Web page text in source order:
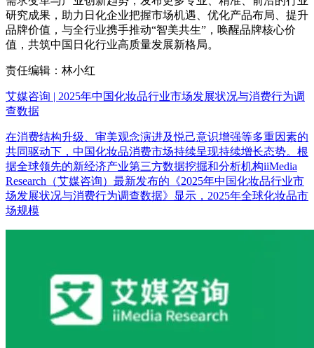
研究成果，助力日化企业把握市场机遇、优化产品布局、提升
品牌价值，与全行业携手推动“智美共生”，唤醒品牌核心价
值，共筑中国日化行业高质量发展新格局。
责任编辑：林小红
艾媒咨询 | 2025年中国化妆品行业市场发展状况与消费行为调
查数据
在消费结构升级、审美观念演进及悦己意识增强等多重因素的
共同驱动下，中国化妆品消费市场持续呈现持续增长态势。根
据全球领先的新经济产业第三方数据挖掘和分析机构iiMedia
Research（艾媒咨询）最新发布的《2025年中国化妆品行业市
场发展状况与消费行为调查数据》显示，2025年全球化妆品市
场规模